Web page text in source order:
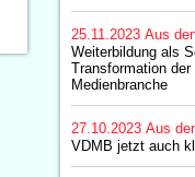
25.11.2023 Aus
Weiterbildung als
Transformation der
Medienbranche
27.10.2023 Aus
VDMB jetzt auch